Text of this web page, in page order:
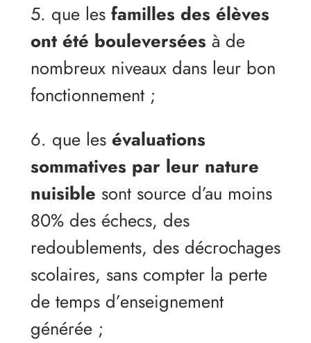
5. que les familles des élèves
ont été bouleversées à de
nombreux niveaux dans leur bon
fonctionnement ;
6. que les évaluations
sommatives par leur nature
nuisible sont source d’au moins
80% des échecs, des
redoublements, des décrochages
scolaires, sans compter la perte
de temps d’enseignement
générée ;